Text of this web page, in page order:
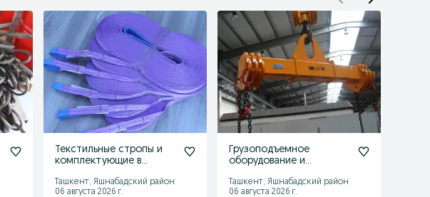
Текстильные стропы и
комплектующие в
ТАШКЕНТ
Ташкент, Яшнабадский район
06 августа 2026 г.
Грузоподъемное
оборудование и
наличии и под заказ
Ташкент, Яшнабадский район
06 августа 2026 г.